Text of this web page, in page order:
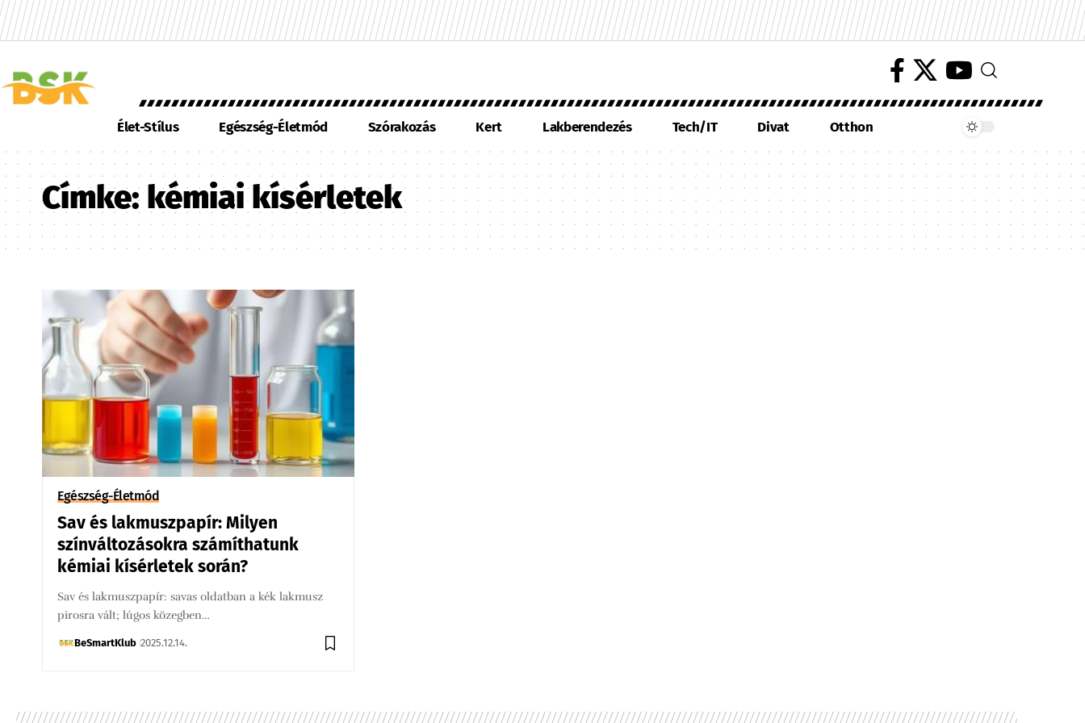
Élet-Stílus Egészség-Életmód Szórakozás Kert Lakberendezés Tech/IT Divat Otthon
Címke: kémiai kísérletek
Egészség-Életmód
Sav és lakmuszpapír: Milyen
színváltozásokra számíthatunk
kémiai kísérletek során?
Sav és lakmuszpapír: savas oldatban a kék lakmusz
pirosra vált; lúgos közegben…
BeSmartKlub 2025.12.14.